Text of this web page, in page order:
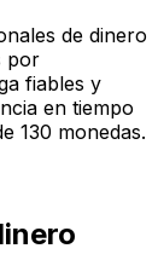
de dinero
por
fiables y
en tiempo
130 monedas.